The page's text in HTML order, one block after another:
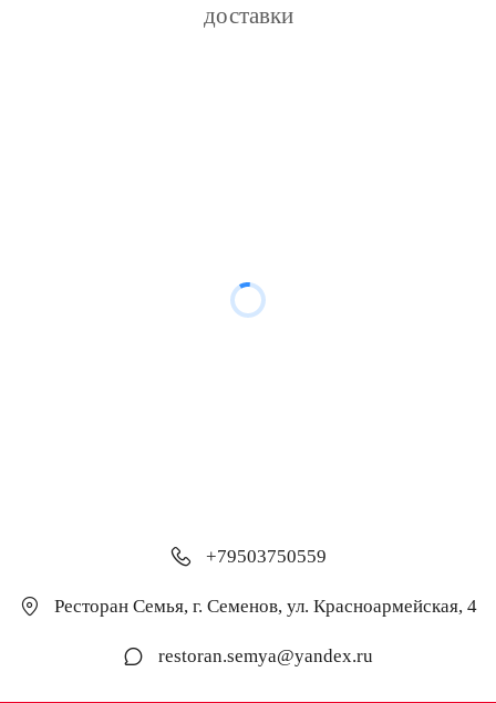
доставки
Ресторан Семья, г. Семенов, ул. Красноармейская, 4
+79503750559
restoran.semya@yandex.ru